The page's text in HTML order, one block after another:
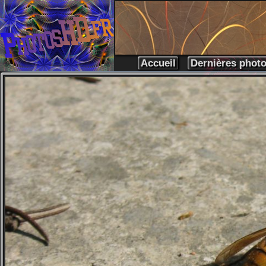
Accueil Dernières